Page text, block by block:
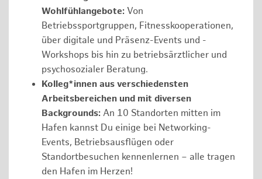
Wohlfühlangebote: Von
Betriebssportgruppen, Fitnesskooperationen,
über digitale und Präsenz-Events und -
Workshops bis hin zu betriebsärztlicher und
psychosozialer Beratung.
Kolleg*innen aus verschiedensten
Arbeitsbereichen und mit diversen
Backgrounds: An 10 Standorten mitten im
Hafen kannst Du einige bei Networking-
Events, Betriebsausflügen oder
Standortbesuchen kennenlernen – alle tragen
den Hafen im Herzen!